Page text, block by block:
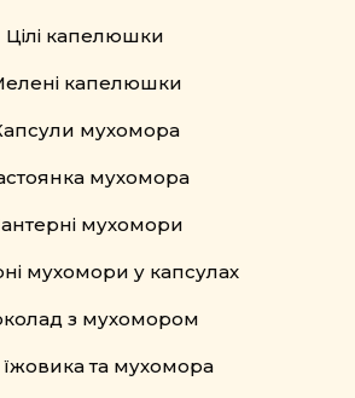
Цілі капелюшки
капелюшки
мухомора
мухомора
мухомори
мухомори у капсулах
з мухомором
їжовика та мухомора